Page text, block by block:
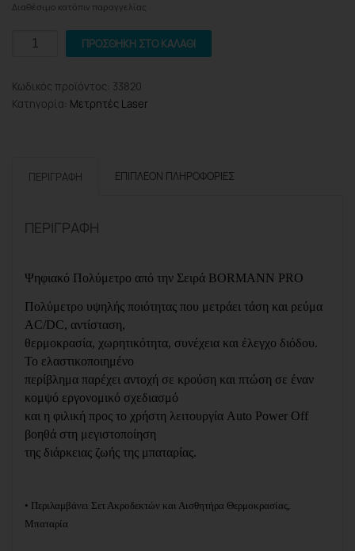
Διαθέσιμο κατόπιν παραγγελίας
BORMANN
Πολύμετρο
Ψηφιακό
ΠΡΟΣΘΉΚΗ ΣΤΟ ΚΑΛΆΘΙ
Κωδικός προϊόντος: 33820
Κατηγορία: Μετρητές Laser
ΠΕΡΙΓΡΑΦΉ ΕΠΙΠΛΈΟΝ ΠΛΗΡΟΦΟΡΊΕΣ
ΠΕΡΙΓΡΑΦΉ
Ψηφιακό Πολύμετρο από την Σειρά BORMANN PRO
Πολύμετρο υψηλής ποιότητας που μετράει τάση και ρεύμα
AC/DC, αντίσταση,
θερμοκρασία, χωρητικότητα, συνέχεια και έλεγχο διόδου.
Το ελαστικοποιημένο
περίβλημα παρέχει αντοχή σε κρούση και πτώση σε έναν
κομψό εργονομικό σχεδιασμό
και η φιλική προς το χρήστη λειτουργία Auto Power Off
βοηθά στη μεγιστοποίηση
της διάρκειας ζωής της μπαταρίας.
• Περιλαμβάνει Σετ Ακροδεκτών και Αισθητήρα Θερμοκρασίας,
Μπαταρία